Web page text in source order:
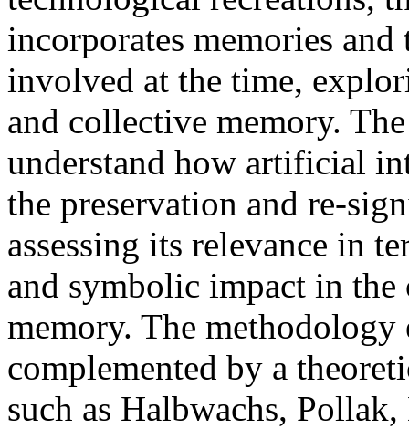
incorporates memories
involved at the time,
and collective memory.
understand how artificial
the preservation and re-
assessing its relevance in
and symbolic impact in
memory. The
complemented by a
such as Halbwachs,